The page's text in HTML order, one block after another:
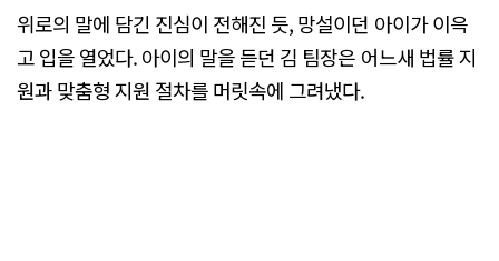
위로의 말에 담긴 진심이 전해진 듯, 망설이던 아이가 이윽
고 입을 열었다. 아이의 말을 듣던 김 팀장은 어느새 법률 지
원과 맞춤형 지원 절차를 머릿속에 그려냈다.